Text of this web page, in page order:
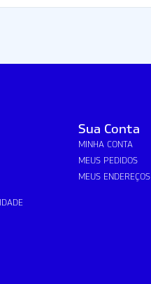
Sua Conta
MINHA CONTA
MEUS PEDIDOS
MEUS ENDEREÇOS